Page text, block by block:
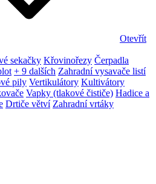
Otevřít
sekačky Křovinořezy Čerpadla
+ 9 dalších Zahradní vysavače listí
pily Vertikulátory Kultivátory
Vapky (tlakové čističe) Hadice a
Drtiče větví Zahradní vrtáky